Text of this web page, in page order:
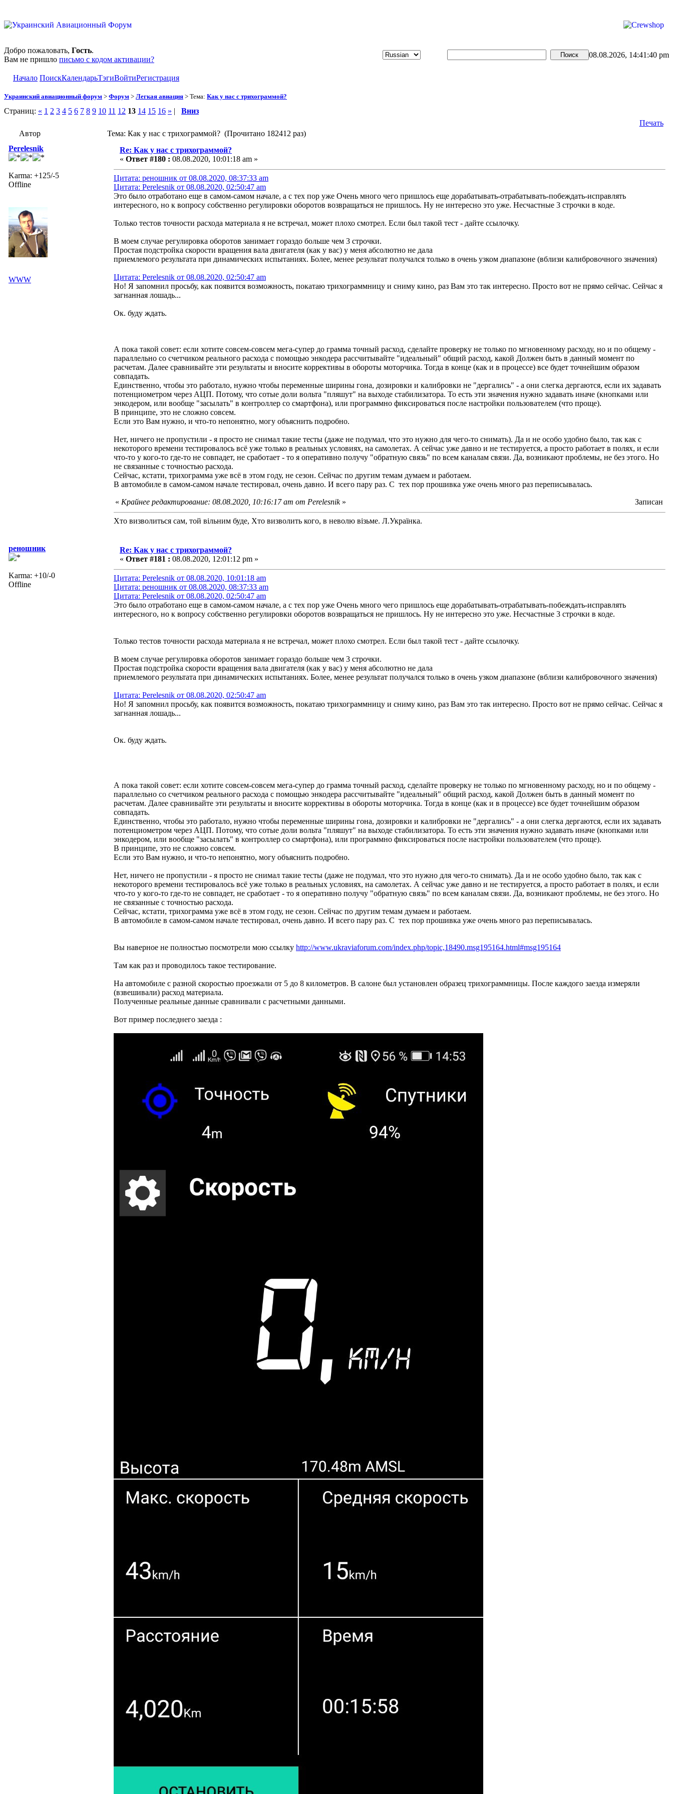
Добро пожаловать, Гость.
Вам не пришло письмо с кодом активации?
08.08.2026, 14:41:40 pm
Начало ПоискКалендарьТэгиВойтиРегистрация
Украинский авиационный форум > Форум > Легкая авиация > Тема: Как у нас с трихограммой?
Страниц: « 1 2 3 4 5 6 7 8 9 10 11 12 13 14 15 16 » | Вниз
Печать
Автор
Тема: Как у нас с трихограммой? (Прочитано 182412 раз)
Perelesnik
Karma: +125/-5
Offline
WWW
Re: Как у нас с трихограммой?
« Ответ #180 : 08.08.2020, 10:01:18 am »
Цитата: реношник от 08.08.2020, 08:37:33 am
Цитата: Perelesnik от 08.08.2020, 02:50:47 am
Это было отработано еще в самом-самом начале, а с тех пор уже Очень много чего пришлось еще дорабатывать-отрабатывать-побеждать-исправлять
интересного, но к вопросу собственно регулировки оборотов возвращаться не пришлось. Ну не интересно это уже. Несчастные 3 строчки в коде.
Только тестов точности расхода материала я не встречал, может плохо смотрел. Если был такой тест - дайте ссылочку.
В моем случае регулировка оборотов занимает гораздо больше чем 3 строчки.
Простая подстройка скорости вращения вала двигателя (как у вас) у меня абсолютно не дала
приемлемого результата при динамических испытаниях. Более, менее результат получался только в очень узком диапазоне (вблизи калибровочного значения)
Цитата: Perelesnik от 08.08.2020, 02:50:47 am
Но! Я запомнил просьбу, как появится возможность, покатаю трихограммницу и сниму кино, раз Вам это так интересно. Просто вот не прямо сейчас. Сейчас я
загнанная лошадь...
Ок. буду ждать.
А пока такой совет: если хотите совсем-совсем мега-супер до грамма точный расход, сделайте проверку не только по мгновенному расходу, но и по общему -
параллельно со счетчиком реального расхода с помощью энкодера рассчитывайте "идеальный" общий расход, какой Должен быть в данный момент по
расчетам. Далее сравнивайте эти результаты и вносите коррективы в обороты моторчика. Тогда в конце (как и в процессе) все будет точнейшим образом
совпадать.
Единственно, чтобы это работало, нужно чтобы переменные ширины гона, дозировки и калибровки не "дергались" - а они слегка дергаются, если их задавать
потенциометром через АЦП. Потому, что сотые доли вольта "пляшут" на выходе стабилизатора. То есть эти значения нужно задавать иначе (кнопками или
энкодером, или вообще "засылать" в контроллер со смартфона), или программно фиксироваться после настройки пользователем (что проще).
В принципе, это не сложно совсем.
Если это Вам нужно, и что-то непонятно, могу объяснить подробно.
Нет, ничего не пропустили - я просто не снимал такие тесты (даже не подумал, что это нужно для чего-то снимать). Да и не особо удобно было, так как с
некоторого времени тестировалось всё уже только в реальных условиях, на самолетах. А сейчас уже давно и не тестируется, а просто работает в полях, и если
что-то у кого-то где-то не совпадет, не сработает - то я оперативно получу "обратную связь" по всем каналам связи. Да, возникают проблемы, не без этого. Но
не связанные с точностью расхода.
Сейчас, кстати, трихограмма уже всё в этом году, не сезон. Сейчас по другим темам думаем и работаем.
В автомобиле в самом-самом начале тестировал, очень давно. И всего пару раз. С тех пор прошивка уже очень много раз переписывалась.
« Крайнее редактирование: 08.08.2020, 10:16:17 am от Perelesnik» Записан
Хто визволиться сам, той вільним буде, Хто визволить кого, в неволю візьме. Л.Українка.
реношник
Karma: +10/-0
Offline
Re: Как у нас с трихограммой?
« Ответ #181 : 08.08.2020, 12:01:12 pm »
Цитата: Perelesnik от 08.08.2020, 10:01:18 am
Цитата: реношник от 08.08.2020, 08:37:33 am
Цитата: Perelesnik от 08.08.2020, 02:50:47 am
Это было отработано еще в самом-самом начале, а с тех пор уже Очень много чего пришлось еще дорабатывать-отрабатывать-побеждать-исправлять
интересного, но к вопросу собственно регулировки оборотов возвращаться не пришлось. Ну не интересно это уже. Несчастные 3 строчки в коде.
Только тестов точности расхода материала я не встречал, может плохо смотрел. Если был такой тест - дайте ссылочку.
В моем случае регулировка оборотов занимает гораздо больше чем 3 строчки.
Простая подстройка скорости вращения вала двигателя (как у вас) у меня абсолютно не дала
приемлемого результата при динамических испытаниях. Более, менее результат получался только в очень узком диапазоне (вблизи калибровочного значения)
Цитата: Perelesnik от 08.08.2020, 02:50:47 am
Но! Я запомнил просьбу, как появится возможность, покатаю трихограммницу и сниму кино, раз Вам это так интересно. Просто вот не прямо сейчас. Сейчас я
загнанная лошадь...
Ок. буду ждать.
А пока такой совет: если хотите совсем-совсем мега-супер до грамма точный расход, сделайте проверку не только по мгновенному расходу, но и по общему -
параллельно со счетчиком реального расхода с помощью энкодера рассчитывайте "идеальный" общий расход, какой Должен быть в данный момент по
расчетам. Далее сравнивайте эти результаты и вносите коррективы в обороты моторчика. Тогда в конце (как и в процессе) все будет точнейшим образом
совпадать.
Единственно, чтобы это работало, нужно чтобы переменные ширины гона, дозировки и калибровки не "дергались" - а они слегка дергаются, если их задавать
потенциометром через АЦП. Потому, что сотые доли вольта "пляшут" на выходе стабилизатора. То есть эти значения нужно задавать иначе (кнопками или
энкодером, или вообще "засылать" в контроллер со смартфона), или программно фиксироваться после настройки пользователем (что проще).
В принципе, это не сложно совсем.
Если это Вам нужно, и что-то непонятно, могу объяснить подробно.
Нет, ничего не пропустили - я просто не снимал такие тесты (даже не подумал, что это нужно для чего-то снимать). Да и не особо удобно было, так как с
некоторого времени тестировалось всё уже только в реальных условиях, на самолетах. А сейчас уже давно и не тестируется, а просто работает в полях, и если
что-то у кого-то где-то не совпадет, не сработает - то я оперативно получу "обратную связь" по всем каналам связи. Да, возникают проблемы, не без этого. Но
не связанные с точностью расхода.
Сейчас, кстати, трихограмма уже всё в этом году, не сезон. Сейчас по другим темам думаем и работаем.
В автомобиле в самом-самом начале тестировал, очень давно. И всего пару раз. С тех пор прошивка уже очень много раз переписывалась.
Вы наверное не полностью посмотрели мою ссылку http://www.ukraviaforum.com/index.php/topic,18490.msg195164.html#msg195164
Там как раз и проводилось такое тестирование.
На автомобиле с разной скоростью проезжали от 5 до 8 километров. В салоне был установлен образец трихограммницы. После каждого заезда измеряли
(взвешивали) расход материала.
Полученные реальные данные сравнивали с расчетными данными.
Вот пример последнего заезда :